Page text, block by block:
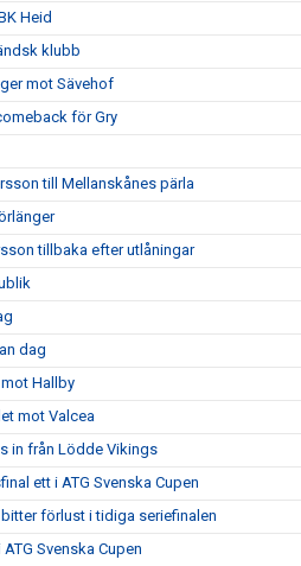
Heid
klubb
mot Sävehof
för Gry
till Mellanskånes pärla
tillbaka efter utlåningar
dag
Hallby
mot Valcea
in från Lödde Vikings
ett i ATG Svenska Cupen
förlust i tidiga seriefinalen
Svenska Cupen